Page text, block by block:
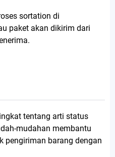
sortation di
paket akan dikirim dari
tentang arti status
mudahan membantu
pengiriman barang dengan